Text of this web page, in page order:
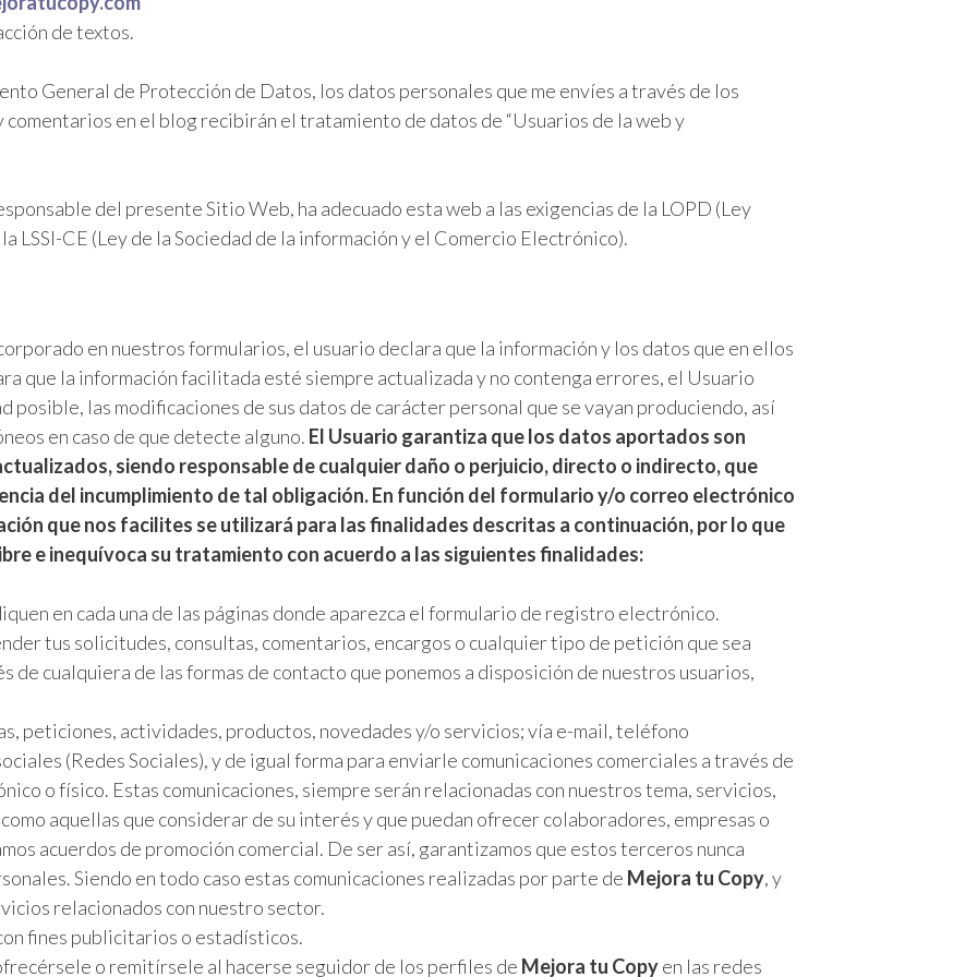
de textos.
General de Protección de Datos, los datos personales que me envíes a través de los
en el blog recibirán el tratamiento de datos de “Usuarios de la web y
del presente Sitio Web, ha adecuado esta web a las exigencias de la LOPD (Ley
LSSI-CE (Ley de la Sociedad de la información y el Comercio Electrónico).
en nuestros formularios, el usuario declara que la información y los datos que en ellos
que la información facilitada esté siempre actualizada y no contenga errores, el Usuario
posible, las modificaciones de sus datos de carácter personal que se vayan produciendo, así
en caso de que detecte alguno. El Usuario garantiza que los datos aportados son
siendo responsable de cualquier daño o perjuicio, directo o indirecto, que
del incumplimiento de tal obligación. En función del formulario y/o correo electrónico
que nos facilites se utilizará para las finalidades descritas a continuación, por lo que
e inequívoca su tratamiento con acuerdo a las siguientes finalidades:
en cada una de las páginas donde aparezca el formulario de registro electrónico.
tus solicitudes, consultas, comentarios, encargos o cualquier tipo de petición que sea
de cualquiera de las formas de contacto que ponemos a disposición de nuestros usuarios,
peticiones, actividades, productos, novedades y/o servicios; vía e-mail, teléfono
(Redes Sociales), y de igual forma para enviarle comunicaciones comerciales a través de
o físico. Estas comunicaciones, siempre serán relacionadas con nuestros tema, servicios,
aquellas que considerar de su interés y que puedan ofrecer colaboradores, empresas o
acuerdos de promoción comercial. De ser así, garantizamos que estos terceros nunca
Siendo en todo caso estas comunicaciones realizadas por parte de Mejora tu Copy, y
relacionados con nuestro sector.
fines publicitarios o estadísticos.
o remitírsele al hacerse seguidor de los perfiles de Mejora tu Copyen las redes